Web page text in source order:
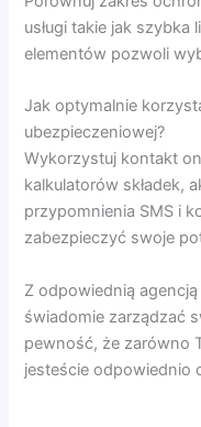
usługi takie jak
elementów pozwoli
Jak optymalnie
ubezpieczeniowej?
Wykorzystuj kontakt
kalkulatorów składek,
przypomnienia SMS i
zabezpieczyć swoje
Z odpowiednią
świadomie zarządzać
pewność, że zarówno
jesteście odpowiednio